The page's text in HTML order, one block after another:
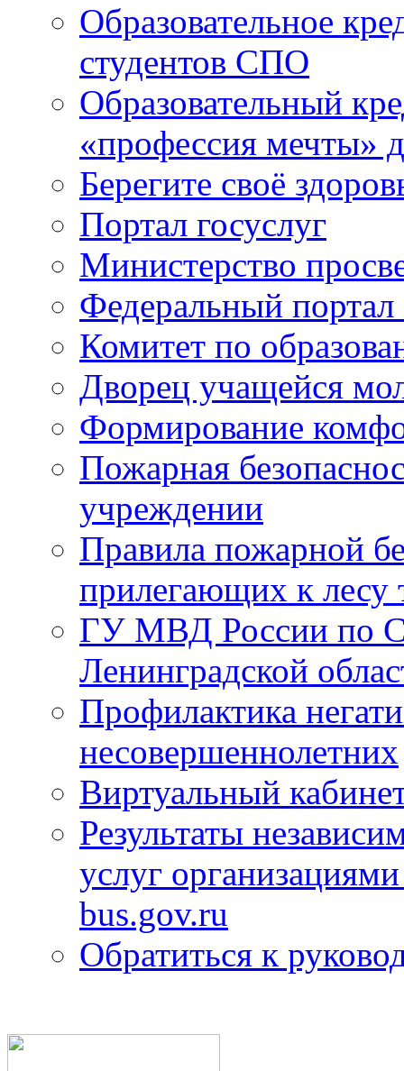
Образовательное
студентов СПО
Образовательный
«профессия мечты»
Берегите своё
Портал госуслуг
Министерство
Федеральный портал
Комитет по
Дворец учащейся
Формирование
Пожарная
учреждении
Правила пожарной
прилегающих к лесу
ГУ МВД России по
Ленинградской
Профилактика
несовершеннолетних
Виртуальный
Результаты
услуг
bus.gov.ru
Обратиться к